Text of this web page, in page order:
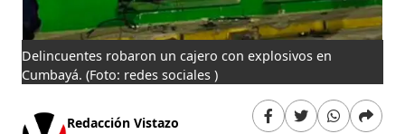
Delincuentes robaron un cajero con explosivos en
Cumbayá. (Foto: redes sociales )
Redacción Vistazo